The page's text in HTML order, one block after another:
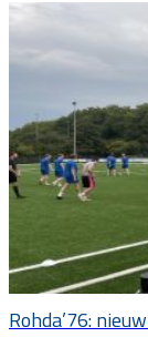
Rohda’76: